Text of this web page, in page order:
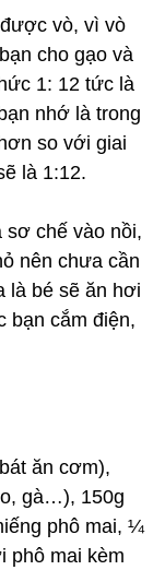
vò, vì vò
cho gạo và
1: 12 tức là
nhớ là trong
so với giai
là 1:12.
sơ chế vào nồi,
nên chưa cần
là bé sẽ ăn hơi
bạn cắm điện,
ăn cơm),
gà…), 150g
phô mai, ¼
phô mai kèm